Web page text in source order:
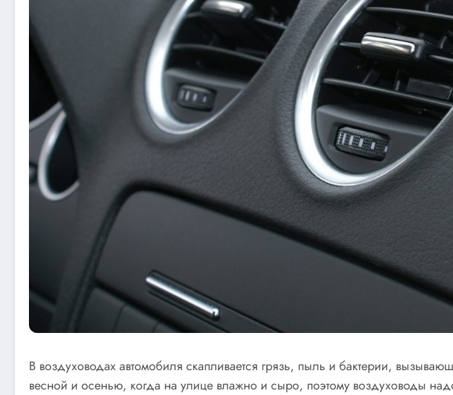
В воздуховодах автомобиля скапливается грязь, пыль и бактерии,
весной и осенью, когда на улице влажно и сыро, поэтому воздуховоды